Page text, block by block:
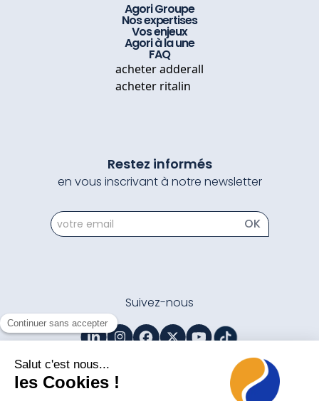
Agori Groupe
Nos expertises
Vos enjeux
Agori à la une
FAQ
acheter adderall
acheter ritalin
Restez informés
en vous inscrivant à notre newsletter
newsletter OK
Suivez-nous